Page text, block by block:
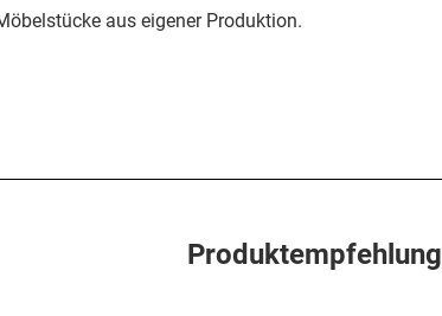
aus eigener Produktion.
Produktempfehlung